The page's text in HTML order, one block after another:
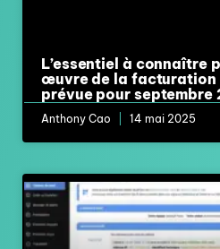
L’essentiel à connaître
œuvre de la facturation
prévue pour septembre
Anthony Cao 14 mai 2025